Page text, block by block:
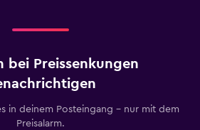
bei Preissenkungen
in deinem Posteingang – nur mit dem
Preisalarm.